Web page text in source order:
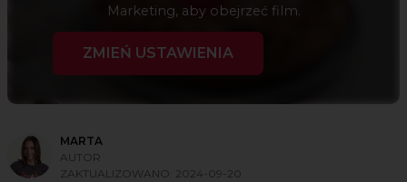
Marketing, aby obejrzeć film.
ZMIEŃ USTAWIENIA
MARTA
AUTOR
ZAKTUALIZOWANO: 2024-09-20